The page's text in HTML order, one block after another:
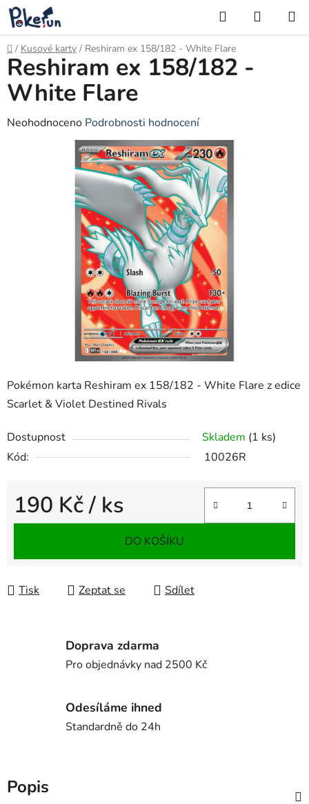
Přejít
na
obsah
Hledat
KOŠÍK
Domů
/ Kusové karty / Reshiram ex 158/182 - White Flare
Pokémon karta Reshiram ex 158/182 - White Flare z edice
Scarlet & Violet Destined Rivals
Dostupnost Skladem (1 ks)
Kód:
10026R
190 Kč/ ks
Měrná cena:
DO KOŠÍKU
Tisk Zeptat se Sdílet
Reshiram ex 158/182 -
White Flare
Průměrné
Neohodnoceno Podrobnosti hodnocení
Doprava zdarma
Pro objednávky nad 2500 Kč
Odesíláme ihned
Standardně do 24h
Popis